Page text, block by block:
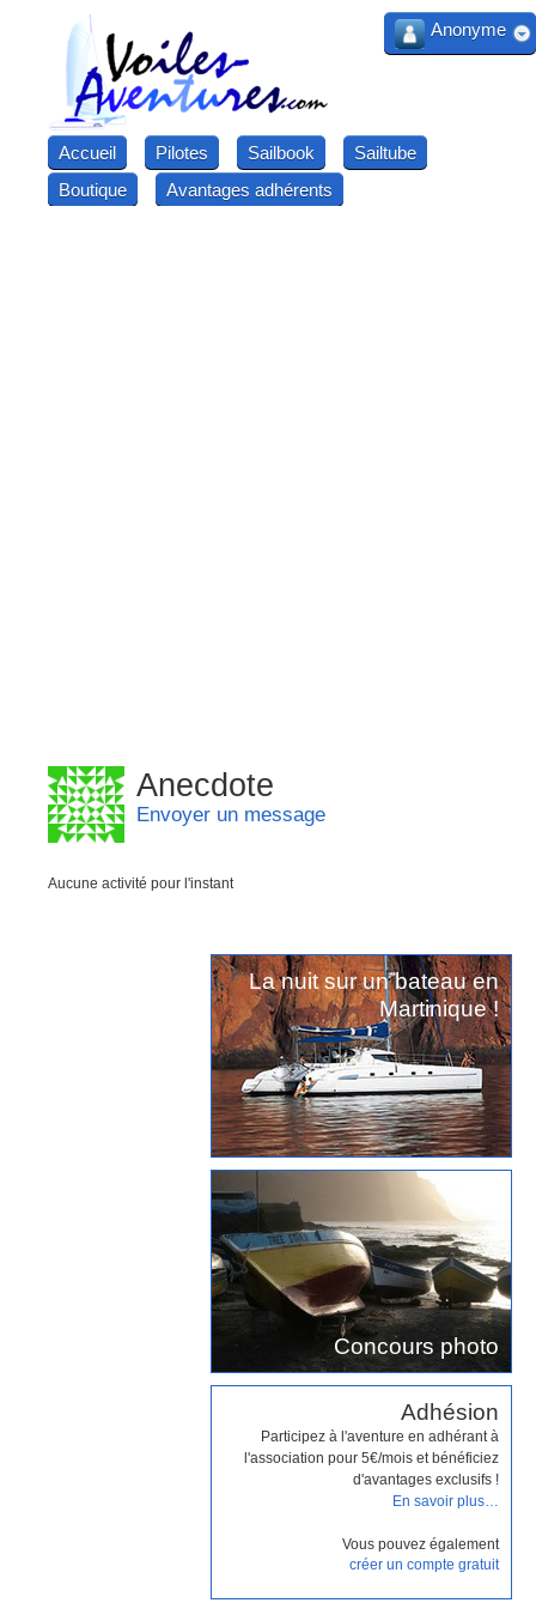
Accueil Pilotes Sailbook
Sailtube
Boutique
Avantages adhérents
Anecdote
Envoyer un message
Aucune activité pour l'instant
La nuit sur un bateau en
Martinique !
Concours photo
Adhésion
Participez à l'aventure en adhérant à
l'association pour 5€/mois et bénéficiez
d'avantages exclusifs !
En savoir plus…
Vous pouvez également
créer un compte gratuit
Anonyme